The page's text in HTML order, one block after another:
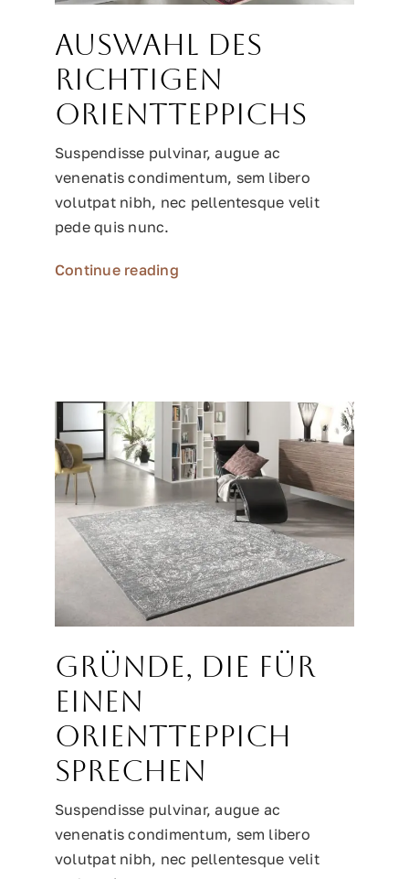
Auswahl des
richtigen
Orientteppichs
Suspendisse pulvinar, augue ac
venenatis condimentum, sem libero
volutpat nibh, nec pellentesque velit
pede quis nunc.
Continue reading
Gründe, die für
einen
Orientteppich
sprechen
Suspendisse pulvinar, augue ac
venenatis condimentum, sem libero
volutpat nibh, nec pellentesque velit